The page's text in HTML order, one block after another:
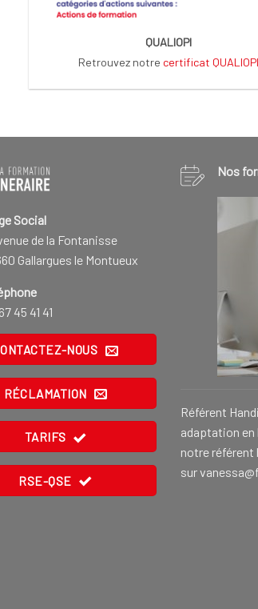
QUALIOPI
Retrouvez notre certificat QUALIOPI
Social
de la Fontanisse
Gallargues le Montueux
45 41 41
NOUS
RÉCLAMATION
TARIFS
RSE-QSE
Nos
Référent
adaptation en
notre référent
sur